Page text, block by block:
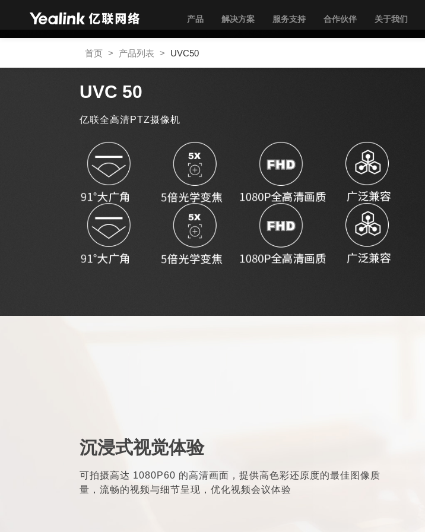
产品 解决方案 服务支持 合作伙伴 关于我们
首页 > 产品列表 > UVC50
UVC 50
亿联全高清PTZ摄像机
沉浸式视觉体验
可拍摄高达 1080P60 的高清画面，提供高色彩还原度的最佳图像质
量，流畅的视频与细节呈现，优化视频会议体验